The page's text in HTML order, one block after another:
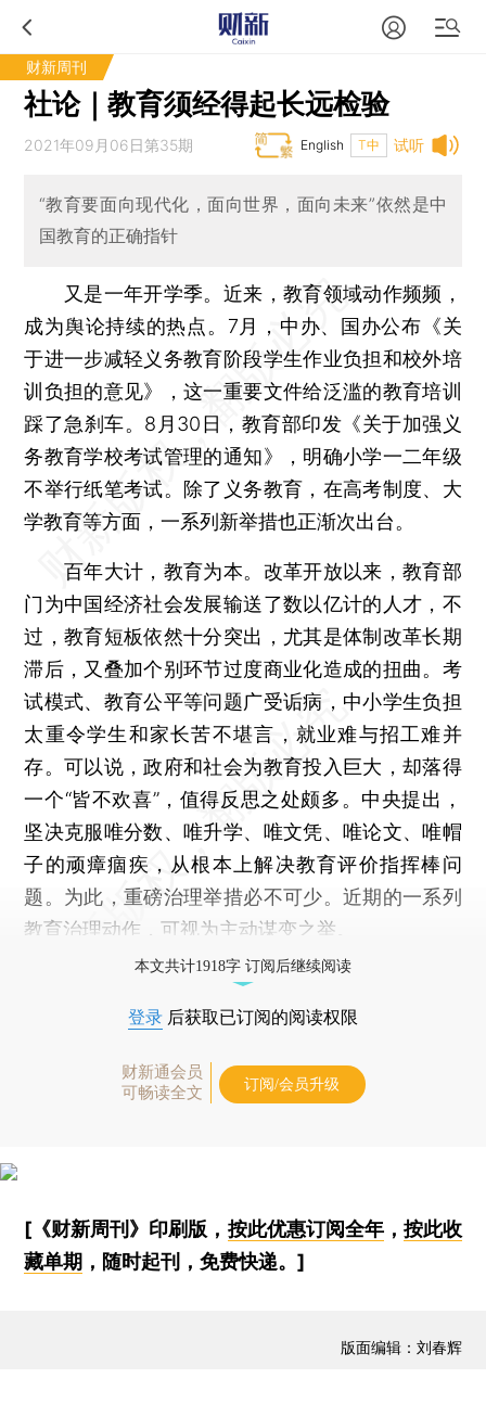
财新周刊
社论｜教育须经得起长远检验
试听
2021年09月06日第35期 T中
English
“教育要面向现代化，面向世界，面向未来”依然是中
国教育的正确指针
又是一年开学季。近来，教育领域动作频频，
成为舆论持续的热点。7月，中办、国办公布《关
于进一步减轻义务教育阶段学生作业负担和校外培
训负担的意见》，这一重要文件给泛滥的教育培训
踩了急刹车。8月30日，教育部印发《关于加强义
务教育学校考试管理的通知》，明确小学一二年级
不举行纸笔考试。除了义务教育，在高考制度、大
学教育等方面，一系列新举措也正渐次出台。
百年大计，教育为本。改革开放以来，教育部
门为中国经济社会发展输送了数以亿计的人才，不
过，教育短板依然十分突出，尤其是体制改革长期
滞后，又叠加个别环节过度商业化造成的扭曲。考
试模式、教育公平等问题广受诟病，中小学生负担
太重令学生和家长苦不堪言，就业难与招工难并
存。可以说，政府和社会为教育投入巨大，却落得
一个“皆不欢喜”，值得反思之处颇多。中央提出，
坚决克服唯分数、唯升学、唯文凭、唯论文、唯帽
子的顽瘴痼疾，从根本上解决教育评价指挥棒问
题。为此，重磅治理举措必不可少。近期的一系列
教育治理动作，可视为主动谋变之举。
本文共计1918字 订阅后继续阅读
登录 后获取已订阅的阅读权限
财新通会员
可畅读全文
订阅/会员升级
[《财新周刊》印刷版， 按此优惠订阅全年， 按此收
藏单期 ，随时起刊，免费快递。]
版面编辑：刘春辉